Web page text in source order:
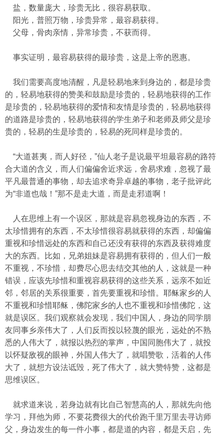
盐，数量庞大，珍贵无比，很容易获取。
阳光，普照万物，珍贵异常，最容易获得。
父母，骨肉亲情，异常珍贵，不获而得。
事实证明，最容易获得的最珍贵，这是上帝的恩惠。
我们需要高度地清醒，凡是轻易地来到身边的，都是珍贵
的，轻易地获得的赞美和鼓励是珍贵的，轻易地获得的工作
是珍贵的，轻易地获得的爱情和友情是珍贵的，轻易地获得
的道路是珍贵的，轻易地获得的学生弟子和老师及师父是珍
贵的，轻易的生是珍贵的，轻易的死同样是珍贵的。
“大道甚夷，而人好径，”仙人老子是说最平坦最容易的路符
合大道的含义，而人们偏偏舍近求远，舍易求难，忽视了最
平凡最普通的事物，却去追求奇异卓越的事物，老子批评此
为“非道也哉！”那不是走大道，而是走邪道啊！
人在思维上有一个误区，那就是容易忽视身边的东西，不
太珍惜拥有的东西，不太珍惜很容易就获得的东西，却偏偏
重视和珍惜远处的东西和自己还没有获得的东西及获得难度
大的东西。比如，兄弟姐妹是容易拥有获得的，但人们一般
不重视，不珍惜，却费尽心思去结交其他的人，这就是一种
错误，应该先珍惜和重视容易获得的这些关系，远亲不如近
邻，邻居的关系很重要，首先要重视和珍惜。耶稣家乡的人
不重视和珍惜耶稣，佛陀家乡的人也不重视和珍惜佛陀，这
就是误区。我们观察就会发现，我们中国人，身边的同学朋
友同事乡亲伟大了，人们反而投以轻蔑的眼光，远处的不熟
悉的人伟大了，就报以热烈的掌声，中国同胞伟大了，就投
以怀疑敌视的眼神，外国人伟大了，就唱赞歌，活着的人伟
大了，就想方设法诋毁，死了伟大了，就大赞特赞，这都是
思维误区。
就求道来说，若身边就有比自己智慧高的人，那就先向他
学习，拜他为师，不要花费很大的代价跑千里万里去寻访师
父，身边发生的每一件小事，都是道的内容，都是天启，先